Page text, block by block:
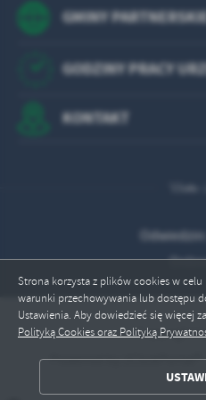
GMINY
GODZINY PRACY
KONTAKT
Copyright
Powered by2ClickPortal®
Strona korzysta z plików cookies w celu
warunki przechowywania lub dostępu
Ustawienia. Aby dowiedzieć się więcej
Polityką Cookies oraz Polityką
Firmy te działają w charakterze
treści w postaci wiadomości,
ZAPISZ